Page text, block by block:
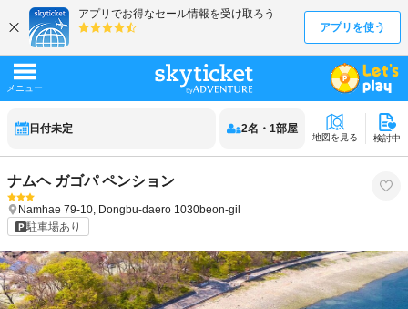
日付未定 2名 ・ 1部屋
地図を見る 検討中
ナムヘ ガゴパ ペンション
Namhae 79-10, Dongbu-daero 1030beon-gil
駐車場あり